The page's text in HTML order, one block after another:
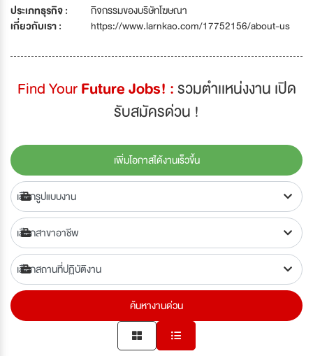
ประเภทธุรกิจ :
กิจกรรมของบริษัทโฆษณา
เกี่ยวกับเรา :
https://www.larnkao.com/17752156/about-us
Find YourFuture Jobs! :รวมตำเเหน่งงาน เปิด
รับสมัครด่วน !
เพิ่มโอกาสได้งานเร็วขึ้น
ค้นหางานด่วน